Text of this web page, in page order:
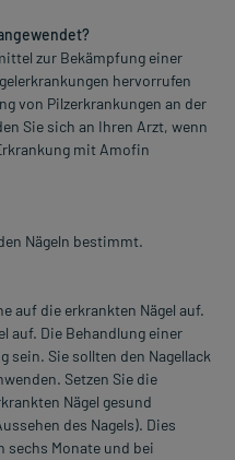
zur Bekämpfung einer
hervorrufen
von Pilzerkrankungen an der
Sie sich an Ihren Arzt, wenn
mit Amofin
Nägeln bestimmt.
auf die erkrankten Nägel auf.
auf. Die Behandlung einer
sein. Sie sollten den Nagellack
Setzen Sie die
Nägel gesund
des Nagels). Dies
sechs Monate und bei